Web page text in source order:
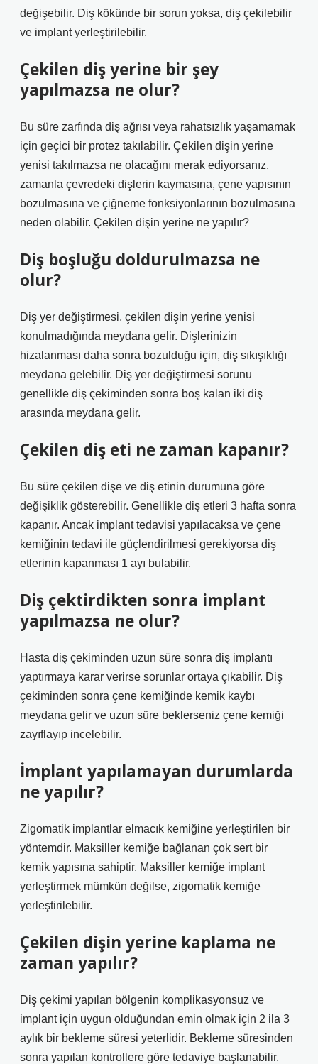
değişebilir. Diş kökünde bir sorun yoksa, diş çekilebilir
ve implant yerleştirilebilir.
Çekilen diş yerine bir şey
yapılmazsa ne olur?
Bu süre zarfında diş ağrısı veya rahatsızlık yaşamamak
için geçici bir protez takılabilir. Çekilen dişin yerine
yenisi takılmazsa ne olacağını merak ediyorsanız,
zamanla çevredeki dişlerin kaymasına, çene yapısının
bozulmasına ve çiğneme fonksiyonlarının bozulmasına
neden olabilir. Çekilen dişin yerine ne yapılır?
Diş boşluğu doldurulmazsa ne
olur?
Diş yer değiştirmesi, çekilen dişin yerine yenisi
konulmadığında meydana gelir. Dişlerinizin
hizalanması daha sonra bozulduğu için, diş sıkışıklığı
meydana gelebilir. Diş yer değiştirmesi sorunu
genellikle diş çekiminden sonra boş kalan iki diş
arasında meydana gelir.
Çekilen diş eti ne zaman kapanır?
Bu süre çekilen dişe ve diş etinin durumuna göre
değişiklik gösterebilir. Genellikle diş etleri 3 hafta sonra
kapanır. Ancak implant tedavisi yapılacaksa ve çene
kemiğinin tedavi ile güçlendirilmesi gerekiyorsa diş
etlerinin kapanması 1 ayı bulabilir.
Diş çektirdikten sonra implant
yapılmazsa ne olur?
Hasta diş çekiminden uzun süre sonra diş implantı
yaptırmaya karar verirse sorunlar ortaya çıkabilir. Diş
çekiminden sonra çene kemiğinde kemik kaybı
meydana gelir ve uzun süre beklerseniz çene kemiği
zayıflayıp incelebilir.
İmplant yapılamayan durumlarda
ne yapılır?
Zigomatik implantlar elmacık kemiğine yerleştirilen bir
yöntemdir. Maksiller kemiğe bağlanan çok sert bir
kemik yapısına sahiptir. Maksiller kemiğe implant
yerleştirmek mümkün değilse, zigomatik kemiğe
yerleştirilebilir.
Çekilen dişin yerine kaplama ne
zaman yapılır?
Diş çekimi yapılan bölgenin komplikasyonsuz ve
implant için uygun olduğundan emin olmak için 2 ila 3
aylık bir bekleme süresi yeterlidir. Bekleme süresinden
sonra yapılan kontrollere göre tedaviye başlanabilir.